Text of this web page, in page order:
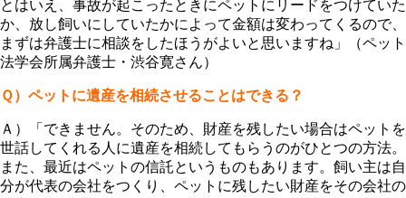
とはいえ、事故が起こったときにペットにリードをつけていた
か、放し飼いにしていたかによって金額は変わってくるので、
まずは弁護士に相談をしたほうがよいと思いますね」（ペット
法学会所属弁護士・渋谷寛さん）
Ｑ）ペットに遺産を相続させることはできる？
Ａ）「できません。そのため、財産を残したい場合はペットを
世話してくれる人に遺産を相続してもらうのがひとつの方法。
また、最近はペットの信託というものもあります。飼い主は自
分が代表の会社をつくり、ペットに残したい財産をその会社の